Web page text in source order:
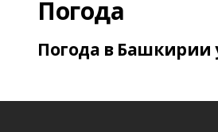
Погода
Погода в Башкирии